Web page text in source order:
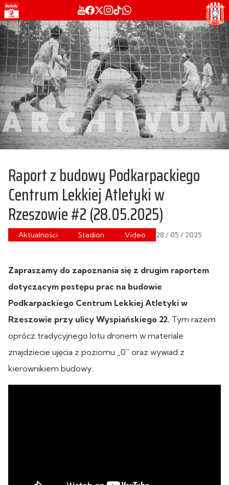
Raport z budowy Podkarpackiego
Centrum Lekkiej Atletyki w
Rzeszowie #2 (28.05.2025)
Aktualności Stadion Video 28 / 05 / 2025
Zapraszamy do zapoznania się z drugim raportem
dotyczącym postępu prac na budowie
Podkarpackiego Centrum Lekkiej Atletyki w
Rzeszowie przy ulicy Wyspiańskiego 22. Tym razem
oprócz tradycyjnego lotu dronem w materiale
znajdziecie ujęcia z poziomu „0” oraz wywiad z
kierownikiem budowy.